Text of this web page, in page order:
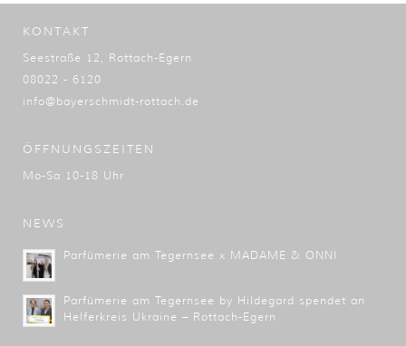
KONTAKT
Seestraße 12, Rottach-Egern
08022 - 6120
info@bayerschmidt-rottach.de
ÖFFNUNGSZEITEN
Mo-Sa 10-18 Uhr
NEWS
Parfümerie am Tegernsee x MADAME & ONNI
Parfümerie am Tegernsee by Hildegard spendet an
Helferkreis Ukraine – Rottach-Egern